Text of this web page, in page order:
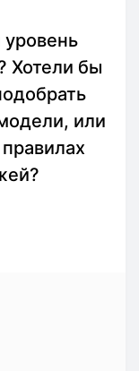
Хотели бы
или